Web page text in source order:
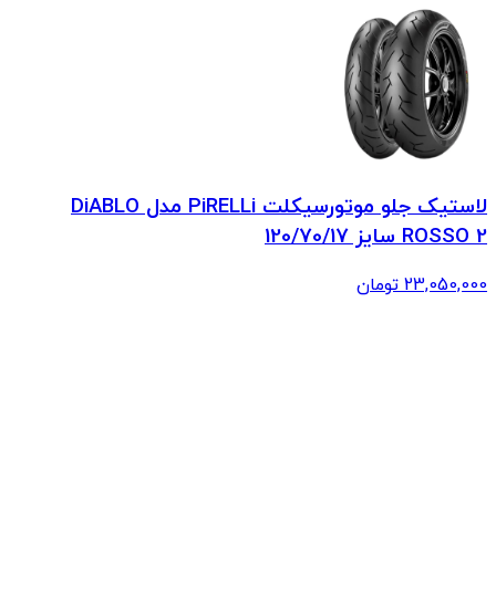
لاستیک جلو موتورسیکلت PiRELLi مدل DiABLO
ROSSO 2 سایز 120/70/17
23,050,000 تومان